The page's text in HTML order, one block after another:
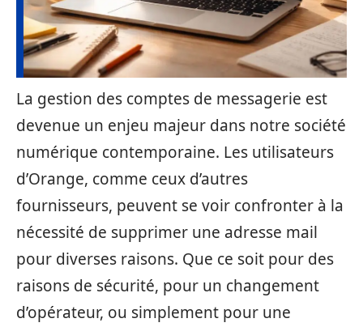
La gestion des comptes de messagerie est
devenue un enjeu majeur dans notre société
numérique contemporaine. Les utilisateurs
d’Orange, comme ceux d’autres
fournisseurs, peuvent se voir confronter à la
nécessité de supprimer une adresse mail
pour diverses raisons. Que ce soit pour des
raisons de sécurité, pour un changement
d’opérateur, ou simplement pour une